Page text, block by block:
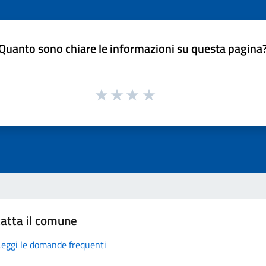
sono chiare le informazioni su questa
il comune
le domande frequenti